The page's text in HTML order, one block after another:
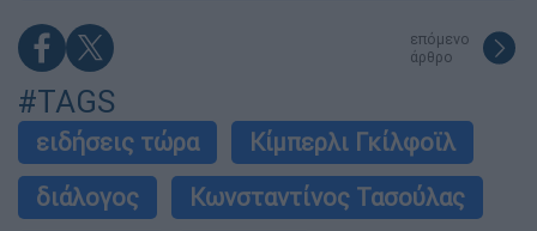
επόμενο
άρθρο
#TAGS
ειδήσεις τώρα
Κίμπερλι Γκίλφοϊλ
διάλογος
Κωνσταντίνος Τασούλας